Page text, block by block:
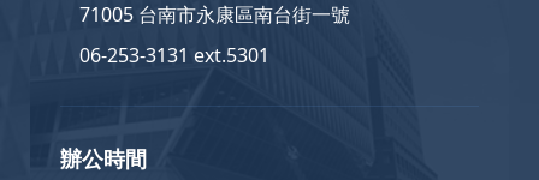
71005 台南市永康區南台街一號
06-253-3131 ext.5301
辦公時間